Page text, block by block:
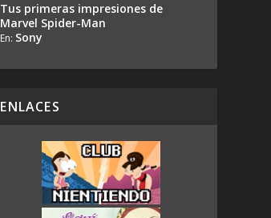
Tus primeras impresiones de
Marvel Spider-Man
En: Sony
ENLACES